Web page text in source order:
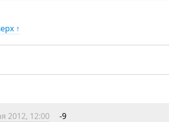
↑
2012, 12:00
-9